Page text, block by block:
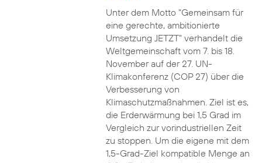
Unter dem Motto "Gemeinsam für
eine gerechte, ambitionierte
Umsetzung JETZT" verhandelt die
Weltgemeinschaft vom 7. bis 18.
November auf der 27. UN-
Klimakonferenz (COP 27) über die
Verbesserung von
Klimaschutzmaßnahmen. Ziel ist es,
die Erderwärmung bei 1,5 Grad im
Vergleich zur vorindustriellen Zeit
zu stoppen. Um die eigene mit dem
1,5-Grad-Ziel kompatible Menge an